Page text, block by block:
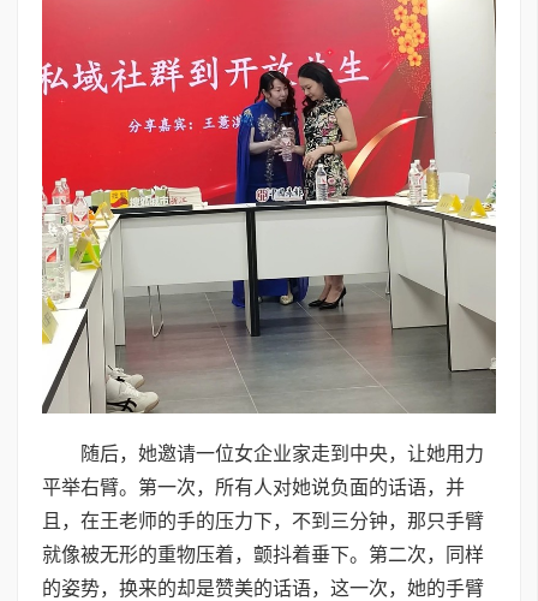
随后，她邀请一位女企业家走到中央，让她用力
平举右臂。第一次，所有人对她说负面的话语，并
且，在王老师的手的压力下，不到三分钟，那只手臂
就像被无形的重物压着，颤抖着垂下。第二次，同样
的姿势，换来的却是赞美的话语，这一次，她的手臂